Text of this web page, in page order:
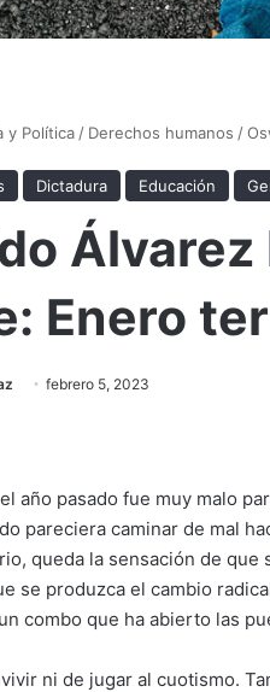
y Política / Derechos humanos /
Dictadura Educación
Álvarez
Enero
febrero 5, 2023
año pasado fue muy malo
pareciera caminar de mal
queda la sensación de
se produzca el cambio
combo que ha abierto las
ni de jugar al cuotismo.